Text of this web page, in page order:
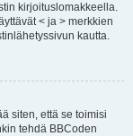
kirjoituslomakkeella.
< ja > merkkien
kautta.
siten, että se toimisi
tehdä BBCoden